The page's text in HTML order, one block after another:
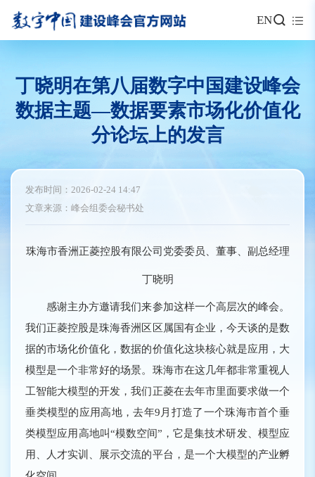
EN
丁晓明在第八届数字中国建设峰会
数据主题—数据要素市场化价值化
分论坛上的发言
发布时间：2026-02-24 14:47
文章来源：峰会组委会秘书处
珠海市香洲正菱控股有限公司党委委员、董事、副总经理
丁晓明
感谢主办方邀请我们来参加这样一个高层次的峰会。
我们正菱控股是珠海香洲区区属国有企业，今天谈的是数
据的市场化价值化，数据的价值化这块核心就是应用，大
模型是一个非常好的场景。珠海市在这几年都非常重视人
工智能大模型的开发，我们正菱在去年市里面要求做一个
垂类模型的应用高地，去年9月打造了一个珠海市首个垂
类模型应用高地叫“模数空间”，它是集技术研发、模型应
用、人才实训、展示交流的平台，是一个大模型的产业孵